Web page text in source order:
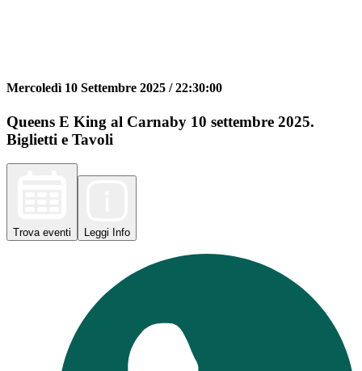
Mercoledì 10 Settembre 2025 /22:30:00
Queens E King al Carnaby 10 settembre 2025.
Biglietti e Tavoli
Trova eventi Leggi Info